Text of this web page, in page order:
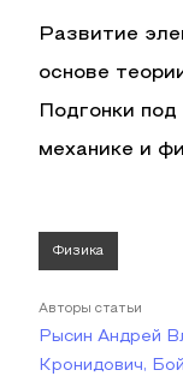
Развитие
основе
Подгонки
механике и
Физика
Авторы статьи
Рысин Андрей
Кронидович,